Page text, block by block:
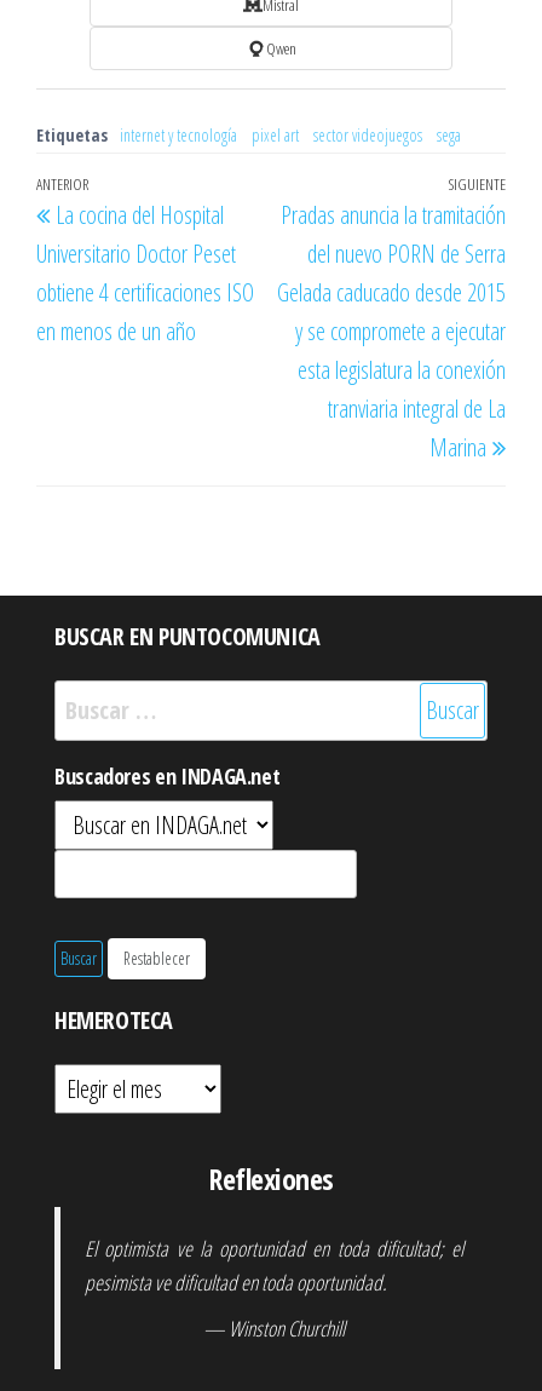
Mistral
Qwen
Etiquetas internet y tecnología pixel art sector videojuegos sega
Navegación
de
entradas
Entrada
anterior
ANTERIOR
La cocina del Hospital
Universitario Doctor Peset
obtiene 4 certificaciones ISO
en menos de un año
SIGUIENTE
Pradas anuncia la tramitación
del nuevo PORN de Serra
Gelada caducado desde 2015
y se compromete a ejecutar
esta legislatura la conexión
tranviaria integral de La
Marina
BUSCAR EN PUNTOCOMUNICA
Buscar:
Buscadores en INDAGA.net
HEMEROTECA
Hemeroteca
Reflexiones
El optimista ve la oportunidad en toda dificultad; el
pesimista ve dificultad en toda oportunidad.
— Winston Churchill